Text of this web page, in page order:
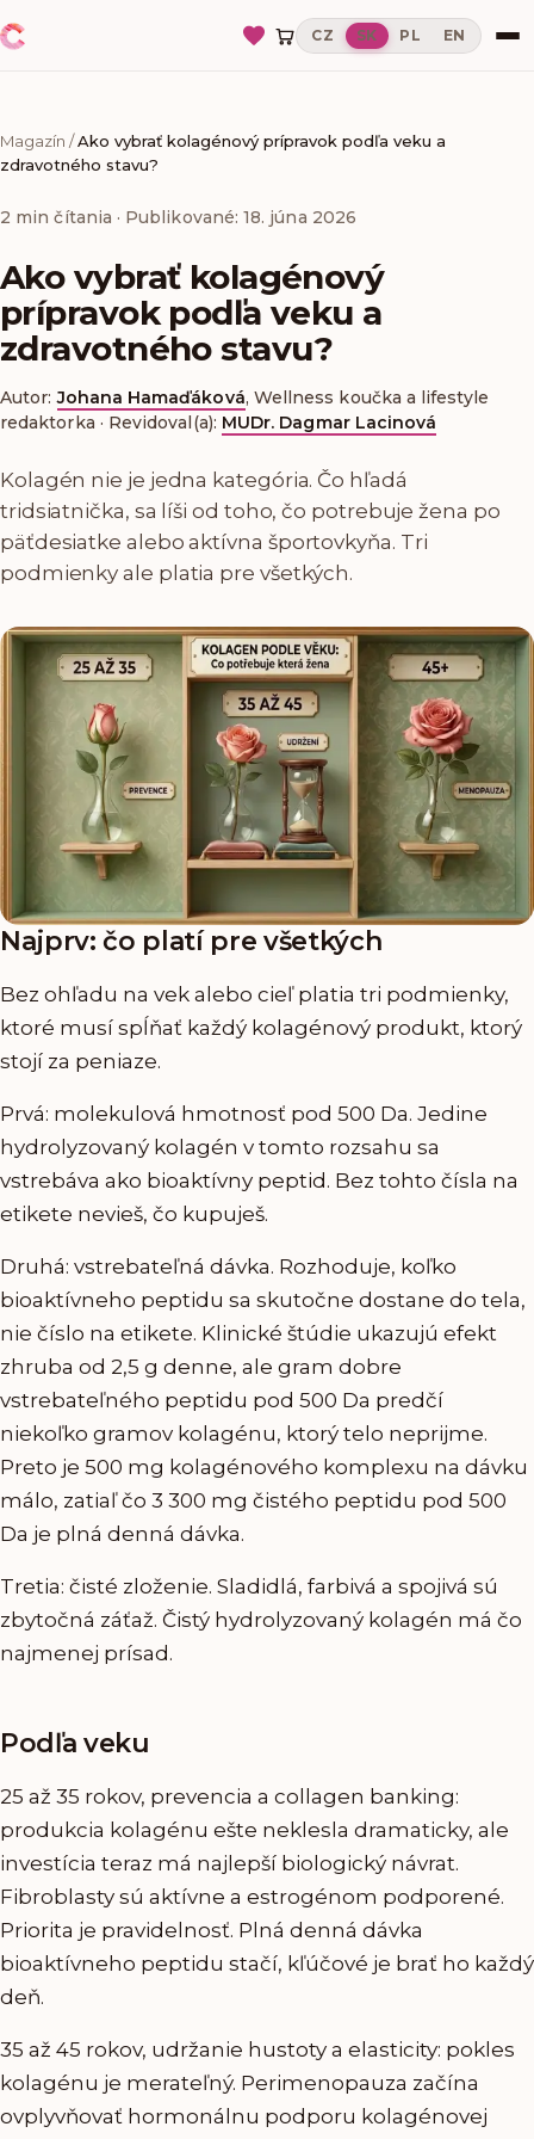
CZ SK PL EN
Magazín /Ako vybrať kolagénový prípravok podľa veku a
zdravotného stavu?
2 min čítania · Publikované: 18. júna 2026
Ako vybrať kolagénový
prípravok podľa veku a
zdravotného stavu?
Autor: Johana Hamaďáková, Wellness koučka a lifestyle
redaktorka · Revidoval(a): MUDr. Dagmar Lacinová
Kolagén nie je jedna kategória. Čo hľadá
tridsiatnička, sa líši od toho, čo potrebuje žena po
päťdesiatke alebo aktívna športovkyňa. Tri
podmienky ale platia pre všetkých.
Najprv: čo platí pre všetkých
Bez ohľadu na vek alebo cieľ platia tri podmienky,
ktoré musí spĺňať každý kolagénový produkt, ktorý
stojí za peniaze.
Prvá: molekulová hmotnosť pod 500 Da. Jedine
hydrolyzovaný kolagén v tomto rozsahu sa
vstrebáva ako bioaktívny peptid. Bez tohto čísla na
etikete nevieš, čo kupuješ.
Druhá: vstrebateľná dávka. Rozhoduje, koľko
bioaktívneho peptidu sa skutočne dostane do tela,
nie číslo na etikete. Klinické štúdie ukazujú efekt
zhruba od 2,5 g denne, ale gram dobre
vstrebateľného peptidu pod 500 Da predčí
niekoľko gramov kolagénu, ktorý telo neprijme.
Preto je 500 mg kolagénového komplexu na dávku
málo, zatiaľ čo 3 300 mg čistého peptidu pod 500
Da je plná denná dávka.
Tretia: čisté zloženie. Sladidlá, farbivá a spojivá sú
zbytočná záťaž. Čistý hydrolyzovaný kolagén má čo
najmenej prísad.
Podľa veku
25 až 35 rokov, prevencia a collagen banking:
produkcia kolagénu ešte neklesla dramaticky, ale
investícia teraz má najlepší biologický návrat.
Fibroblasty sú aktívne a estrogénom podporené.
Priorita je pravidelnosť. Plná denná dávka
bioaktívneho peptidu stačí, kľúčové je brať ho každý
deň.
35 až 45 rokov, udržanie hustoty a elasticity: pokles
kolagénu je merateľný. Perimenopauza začína
ovplyvňovať hormonálnu podporu kolagénovej